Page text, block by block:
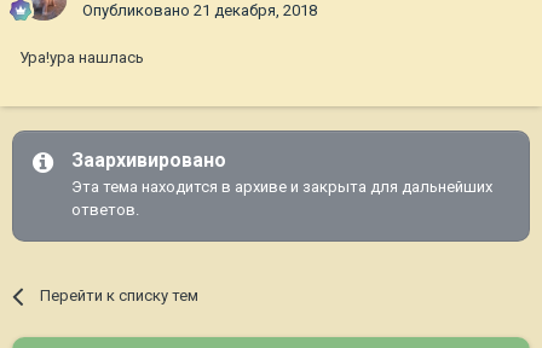
Опубликовано 21 декабря, 2018
Ура!ура нашлась
Заархивировано
Эта тема находится в архиве и закрыта для дальнейших
ответов.
Перейти к списку тем